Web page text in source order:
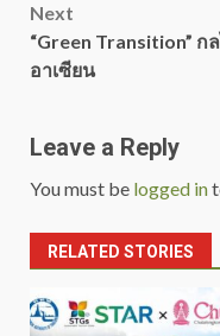
Next
“Green Transition”
อาเซียน
Leave a Reply
You must be logged in
RELATED STORIES